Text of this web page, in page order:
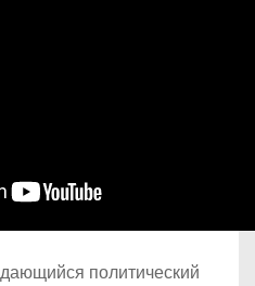
политический